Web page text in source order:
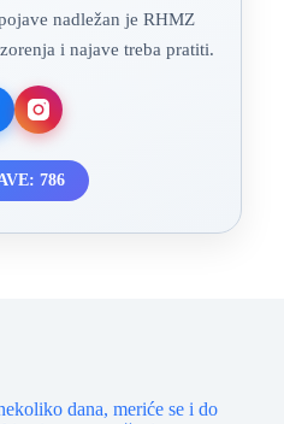
nadležan je RHMZ
i najave treba pratiti.
786
dana, meriće se i do